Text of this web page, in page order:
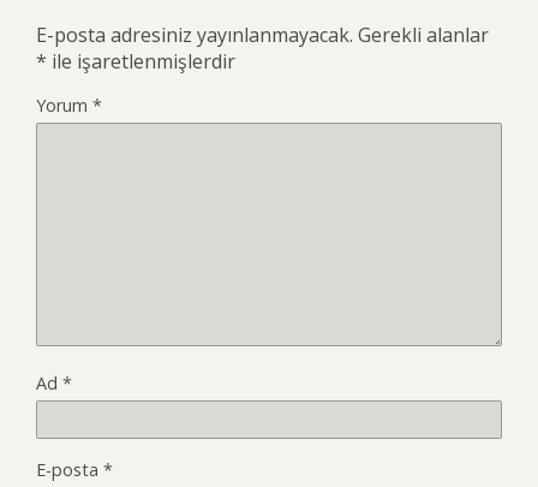
E-posta adresiniz yayınlanmayacak. Gerekli alanlar
* ile işaretlenmişlerdir
Yorum *
Ad *
E-posta *